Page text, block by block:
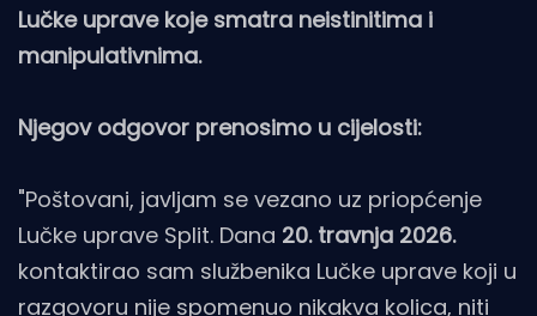
Lučke uprave koje smatra neistinitima i
manipulativnima.
Njegov odgovor prenosimo u cijelosti:
"Poštovani, javljam se vezano uz priopćenje
Lučke uprave Split. Dana 20. travnja 2026.
kontaktirao sam službenika Lučke uprave koji u
razgovoru nije spomenuo nikakva kolica, niti